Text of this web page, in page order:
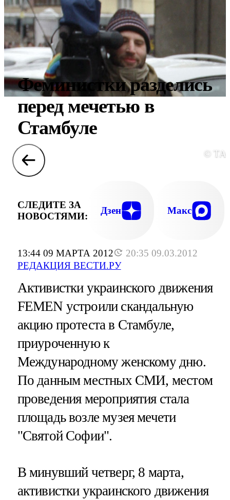
13:44 09 МАРТА 2012
20:35 09.03.2012
РЕДАКЦИЯ ВЕСТИ.РУ
Феминистки разделись
перед мечетью в
Стамбуле
©
СЛЕДИТЕ ЗА
НОВОСТЯМИ:
Дзен Макс
Активистки украинского движения
FEMEN устроили скандальную
акцию протеста в Стамбуле,
приуроченную к
Международному женскому дню.
По данным местных СМИ, местом
проведения мероприятия стала
площадь возле музея мечети
"Святой Софии".
В минувший четверг, 8 марта,
активистки украинского движения